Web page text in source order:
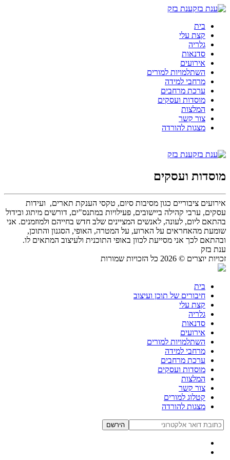
ענת בזק
בית
קצת עלי
גלריה
סדנאות
אירועים
השתלמויות למורים
מרחבי למידה
ערכת מרחבים
מוסדות ועסקים
המלצות
צור קשר
מצגות להורדה
ענת בזק
מוסדות ועסקים
אירועים ציבוריים כגון מסיבות סיום, טקסי הענקת תארים, ועידות
עסקים, ערבי קהילה ביישובים, פעילויות במתנס"ים, דורשים מיתוג ובידול
בהתאם ליום, לעונה, לאנשים המציינים שלב חדש בחייהם ולמוזמנים. אני
שומעת מהאחראים על הארוע, על המטרה, האופי, הסגנון והתוכן,
ובהתאם לכך אני מסייעת לכוון באופי התוכנית ולעיצוב המתאים לו.
ענת בזק
זכויות יוצרים © 2026 כל הזכויות שמורות
בית
חיבורים של תוכן ועיצוב
קצת עלי
גלריה
סדנאות
אירועים
השתלמויות למורים
מרחבי למידה
ערכת מרחבים
מוסדות ועסקים
המלצות
צור קשר
קטלוג למורים
מצגות להורדה
הירשם